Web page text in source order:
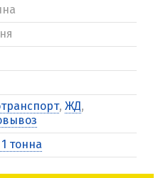
, ЖД,
тонна